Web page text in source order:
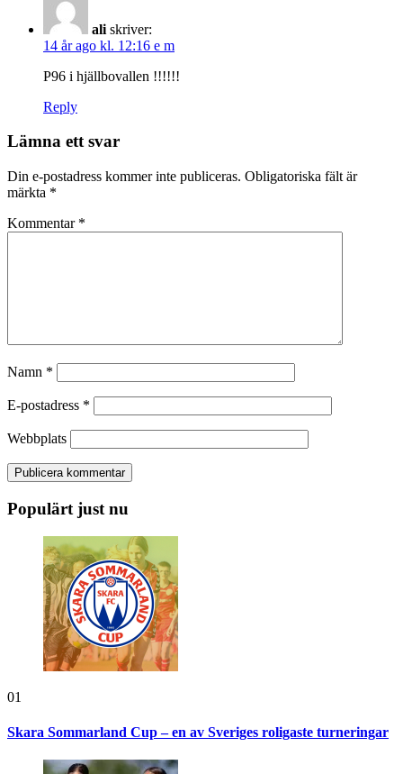
ali skriver:
14 år ago kl. 12:16 e m
P96 i hjällbovallen !!!!!!
Reply
Lämna ett svar
Din e-postadress kommer inte publiceras. Obligatoriska fält är
märkta *
Kommentar *
Namn *
E-postadress *
Webbplats
Populärt just nu
01
Skara Sommarland Cup – en av Sveriges roligaste turneringar